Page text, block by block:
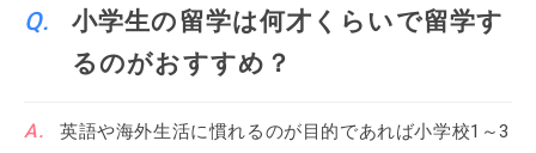
小学生の留学は何才くらいで留学す
るのがおすすめ？
英語や海外生活に慣れるのが目的であれば小学校1～3